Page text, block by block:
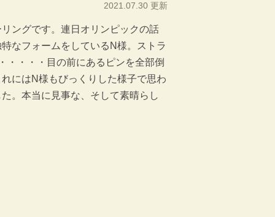
2021.07.30 更新
ングです。連日オリンピックの話
なフォームをしているN様。ストラ
・・・・目の前にあるピンを全部倒
にはN様もびっくりした様子で思わ
。本当に見事な、そして素晴らし